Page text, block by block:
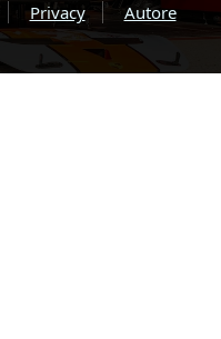
Privacy Autore